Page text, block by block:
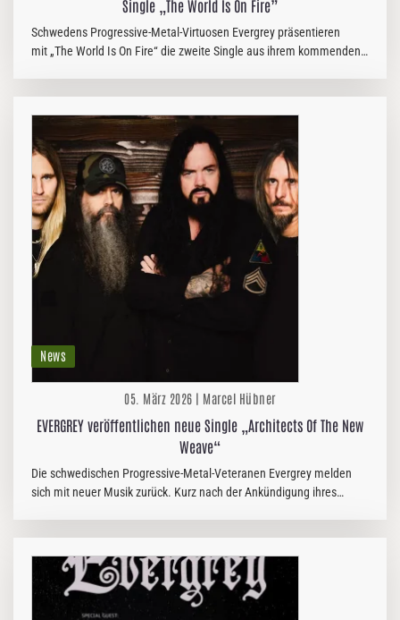
Single „The World Is On Fire”
Schwedens Progressive-Metal-Virtuosen Evergrey präsentieren
mit „The World Is On Fire“ die zweite Single aus ihrem kommenden
News
05. März 2026 | Marcel Hübner
EVERGREY veröffentlichen neue Single „Architects Of The New
Weave“
Die schwedischen Progressive-Metal-Veteranen Evergrey melden
sich mit neuer Musik zurück. Kurz nach der Ankündigung ihres